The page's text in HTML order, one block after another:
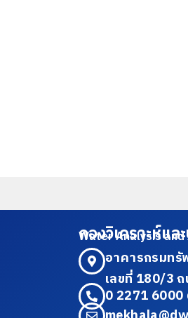
กองวิเคราะห์แ
Water Analysis
อาคารกรมทรั
เลขที่ 180/3
0 2271 6000